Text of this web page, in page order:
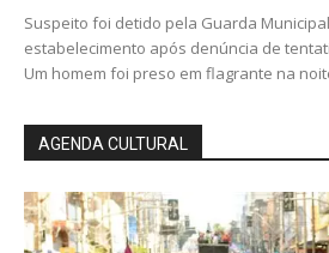
Suspeito foi detido pela Guarda
estabelecimento após denúncia de
Um homem foi preso em flagrante na
AGENDA CULTURAL